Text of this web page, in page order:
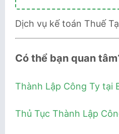
Dịch vụ kế toán Thuế
Có thể bạn quan
Thành Lập Công Ty tại
Thủ Tục Thành Lập